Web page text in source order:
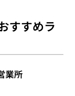
すすめラ
業所